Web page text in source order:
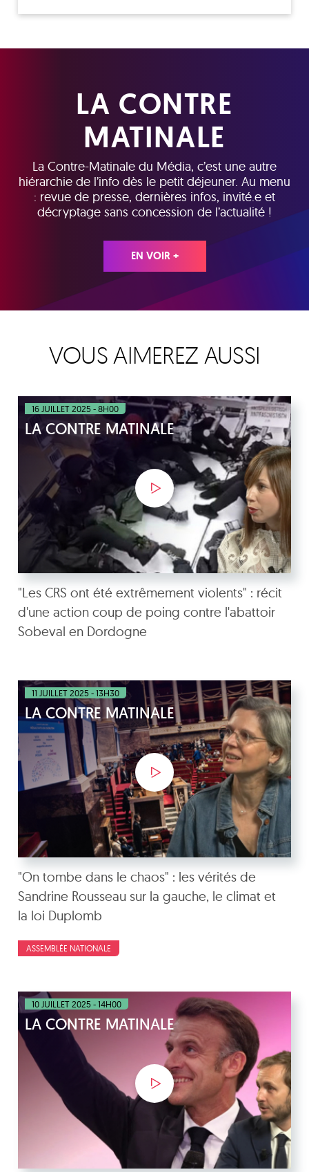
LA CONTRE
MATINALE
La Contre-Matinale du Média, c’est une autre
hiérarchie de l’info dès le petit déjeuner. Au menu
: revue de presse, dernières infos, invité.e et
décryptage sans concession de l’actualité !
EN VOIR +
VOUS AIMEREZ AUSSI
16 JUILLET 2025 - 8H00
LA CONTRE MATINALE
"Les CRS ont été extrêmement violents" : récit
d'une action coup de poing contre l'abattoir
Sobeval en Dordogne
11 JUILLET 2025 - 13H30
LA CONTRE MATINALE
"On tombe dans le chaos" : les vérités de
Sandrine Rousseau sur la gauche, le climat et
la loi Duplomb
ASSEMBLÉE NATIONALE
10 JUILLET 2025 - 14H00
LA CONTRE MATINALE